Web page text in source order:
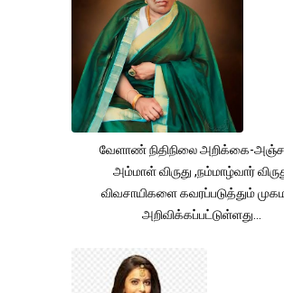
வேளாண் நிதிநிலை அறிக்கை-
அம்மாள் விருது ,நம்மாழ்வார்
விவசாயிகளை கவரப்படுத்தும்
அறிவிக்கப்பட்டுள்ளது...